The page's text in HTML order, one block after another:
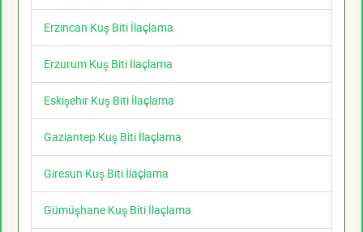
Erzincan Kuş Biti İlaçlama
Erzurum Kuş Biti İlaçlama
Eskişehir Kuş Biti İlaçlama
Gaziantep Kuş Biti İlaçlama
Giresun Kuş Biti İlaçlama
Gümüşhane Kuş Biti İlaçlama